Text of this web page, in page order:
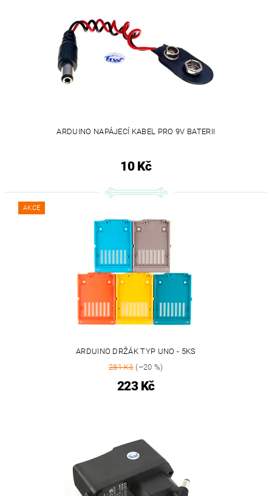
ARDUINO NAPÁJECÍ KABEL PRO 9V BATERII
10 Kč
AKCE
ARDUINO DRŽÁK TYP UNO - 5KS
281 Kč(–20 %)
223 Kč